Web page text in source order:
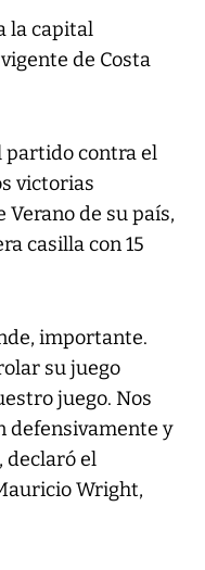
la capital
de Costa
partido contra el
victorias
Verano de su país,
casilla con 15
importante.
su juego
juego. Nos
defensivamente y
declaró el
Wright,